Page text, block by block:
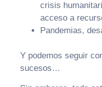
crisis
acceso a
Pandemias,
Y podemos seguir
sucesos…